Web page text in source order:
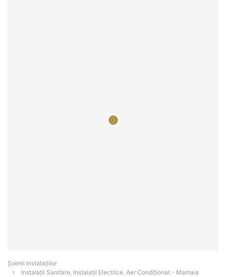
Şoimii Instalaţiilor
Instalații Sanitare, Instalații Electrice, Aer Condiționat - Mamaia